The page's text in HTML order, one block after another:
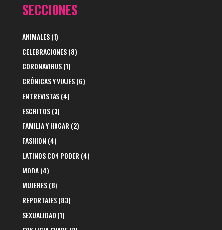
SECCIONES
ANIMALES(1)
CELEBRACIONES(8)
CORONAVIRUS(1)
CRÓNICAS Y VIAJES(6)
ENTREVISTAS(4)
ESCRITOS(3)
FAMILIA Y HOGAR (2)
FASHION (4)
LATINOS CON PODER (4)
MODA(4)
MUJERES(8)
REPORTAJES(83)
SEXUALIDAD (1)